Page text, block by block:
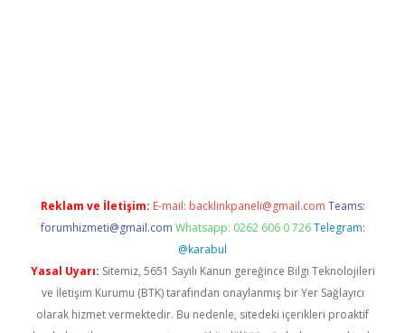
Reklam ve İletişim: E-mail: backlinkpaneli@gmail.com Teams:
forumhizmeti@gmail.com Whatsapp: 0262 606 0 726 Telegram:
@karabul
Yasal Uyarı: Sitemiz, 5651 Sayılı Kanun gereğince Bilgi Teknolojileri
ve İletişim Kurumu (BTK) tarafından onaylanmış bir Yer Sağlayıcı
olarak hizmet vermektedir. Bu nedenle, sitedeki içerikleri proaktif